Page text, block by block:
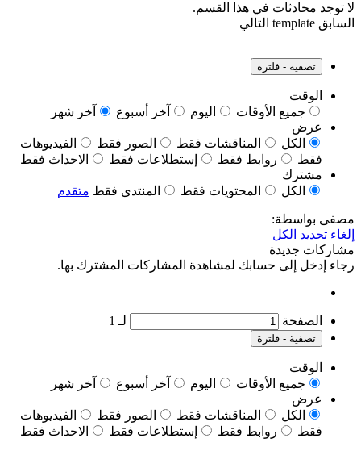
لا توجد محادثات في هذا القسم.
السابق template التالي
تصفية - فلترة
الوقت
جميع الأوقات
اليوم آخر أسبوع
آخر شهر
عرض
الكل
المناقشات فقط الصور فقط
الفيديوهات
فقط
روابط فقط إستطلاعات فقط
الاحداث فقط
مشترك
الكل
المحتويات فقط المنتدى فقط متقدم
مصفى بواسطة:
إلغاء تحديد الكل
مشاركات جديدة
رجاء إدخل إلى حسابك لمشاهدة المشاركات المشترك بها.
الصفحة لـ 1
تصفية - فلترة
الوقت
جميع الأوقات
اليوم آخر أسبوع
آخر شهر
عرض
الكل
المناقشات فقط الصور فقط
الفيديوهات
فقط
روابط فقط إستطلاعات فقط الاحداث فقط